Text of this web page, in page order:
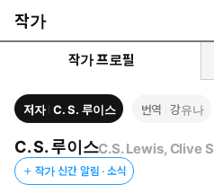
학교에서 보여 준 뛰어난 업적, 그
그리스도인이 되는 과정 등이 객
니 속에서 연주되고 있다. 이 책의
기쁨'이란, 저자가 종종 겪는 기
경험이 가리키고 있는 의미를 일컫
작가
작가 프로필
저자 C. S. 루이스 번역 강유나
C. S. 루이스C.S. Lewis, Clive
작가 신간 알림 · 소식